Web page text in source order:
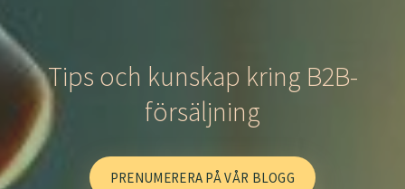
Tips och kunskap kring B2B-
försäljning
PRENUMERERA PÅ VÅR BLOGG